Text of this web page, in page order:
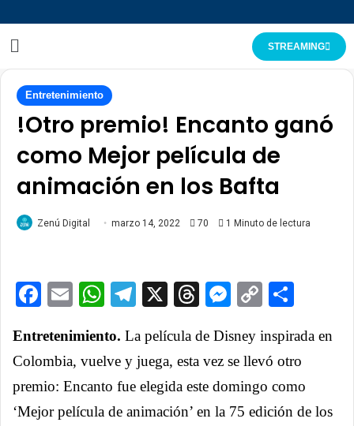
STREAMING
Entretenimiento
!Otro premio! Encanto ganó
como Mejor película de
animación en los Bafta
Zenú Digital marzo 14, 2022 70 1 Minuto de lectura
Facebook
EmailWhatsApp
Telegram
X ThreadsCopy
Entretenimiento. La película de Disney inspirada en
Colombia, vuelve y juega, esta vez se llevó otro
premio: Encanto fue elegida este domingo como
‘Mejor película de animación’ en la 75 edición de los